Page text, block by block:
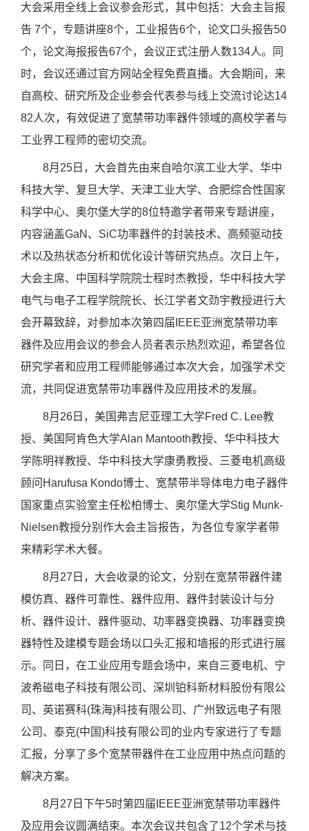
大会采用全线上会议参会形式，其中包括：大会主旨报
告 7个，专题讲座8个，工业报告6个，论文口头报告50
个，论文海报报告67个，会议正式注册人数134人。同
时，会议还通过官方网站全程免费直播。大会期间，来
自高校、研究所及企业参会代表参与线上交流讨论达14
82人次，有效促进了宽禁带功率器件领域的高校学者与
工业界工程师的密切交流。
8月 25 日，大会首先由来自哈尔滨工业大学、华中
科技大学、复旦大学、天津工业大学、合肥综合性国家
科学中心、奥尔堡大学的8位特邀学者带来专题讲座，
内容涵盖GaN 、 SiC功率器件的封装技术、高频驱动技
术以及热状态分析和优化设计等研究热点。次日上午，
大会主席、中国科学院院士程时杰教授，华中科技大学
电气与电子工程学院院长、长江学者文劲宇教授进行大
会开幕致辞，对参加本次第四届 IEEE亚洲宽禁带功率
器件及应用会议的参会人员者表示热烈欢迎，希望各位
研究学者和应用工程师能够通过本次大会，加强学术交
流，共同促进宽禁带功率器件及应用技术的发展。
8月 26 日，美国弗吉尼亚理工大学Fred C. Lee教
授、美国阿肯色大学Alan Mantooth教授、华中科技大
学陈明祥教授、华中科技大学康勇教授、三菱电机高级
顾问 Harufusa Kondo博士、宽禁带半导体电力电子器件
国家重点实验室主任松柏博士、奥尔堡大学Stig Munk-
Nielsen教授分别作大会主旨报告，为各位专家学者带
来精彩学术大餐。
8月 27 日，大会收录的论文，分别在宽禁带器件建
模仿真、器件可靠性、器件应用、器件封装设计与分
析、器件设计、器件驱动、功率器变换器、功率器变换
器特性及建模专题会场以口头汇报和墙报的形式进行展
示。同日，在工业应用专题会场中，来自三菱电机、宁
波希磁电子科技有限公司、深圳铂科新材料股份有限公
司、英诺赛科(珠海)科技有限公司、广州致远电子有限
公司、泰克(中国)科技有限公司的业内专家进行了专题
汇报，分享了多个宽禁带器件在工业应用中热点问题的
解决方案。
8月 27 日下午5时第四届 IEEE亚洲宽禁带功率器件
及应用会议圆满结束。本次会议共包含了12个学术与技